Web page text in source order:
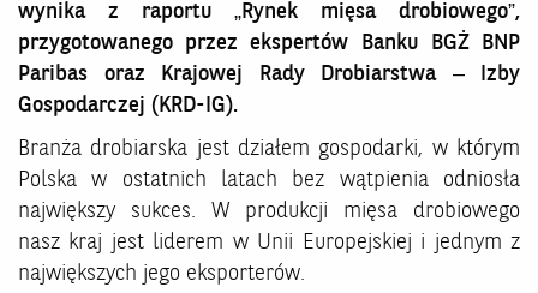
wynika z raportu „Rynek mięsa drobiowego”,
przygotowanego przez ekspertów Banku BGŻ BNP
Paribas oraz Krajowej Rady Drobiarstwa – Izby
Gospodarczej (KRD-IG).
Branża drobiarska jest działem gospodarki, w którym
Polska w ostatnich latach bez wątpienia odniosła
największy sukces. W produkcji mięsa drobiowego
nasz kraj jest liderem w Unii Europejskiej i jednym z
największych jego eksporterów.